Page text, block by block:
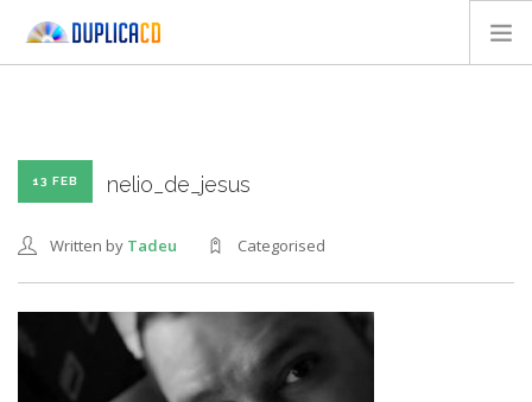
DESIGN
CONTATOS
13 FEB nelio_de_jesus
Written by Tadeu Categorised